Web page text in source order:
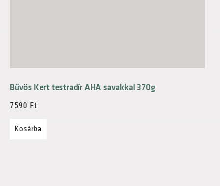
Bűvös Kert testradír AHA savakkal 370g
7590 Ft
Kosárba